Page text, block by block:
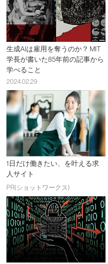
生成AIは雇用を奪うのか？ MIT
学長が書いた85年前の記事から
学べること
2024.02.29
1日だけ働きたい、を叶える求
人サイト
PR(ショットワークス)